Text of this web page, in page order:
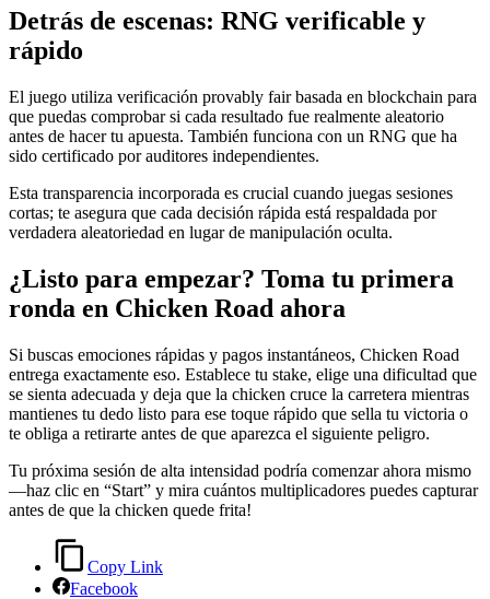
Detrás de escenas: RNG verificable y
rápido
El juego utiliza verificación provably fair basada en blockchain para
que puedas comprobar si cada resultado fue realmente aleatorio
antes de hacer tu apuesta. También funciona con un RNG que ha
sido certificado por auditores independientes.
Esta transparencia incorporada es crucial cuando juegas sesiones
cortas; te asegura que cada decisión rápida está respaldada por
verdadera aleatoriedad en lugar de manipulación oculta.
¿Listo para empezar? Toma tu primera
ronda en Chicken Road ahora
Si buscas emociones rápidas y pagos instantáneos, Chicken Road
entrega exactamente eso. Establece tu stake, elige una dificultad que
se sienta adecuada y deja que la chicken cruce la carretera mientras
mantienes tu dedo listo para ese toque rápido que sella tu victoria o
te obliga a retirarte antes de que aparezca el siguiente peligro.
Tu próxima sesión de alta intensidad podría comenzar ahora mismo
—haz clic en “Start” y mira cuántos multiplicadores puedes capturar
antes de que la chicken quede frita!
Copy Link
Facebook